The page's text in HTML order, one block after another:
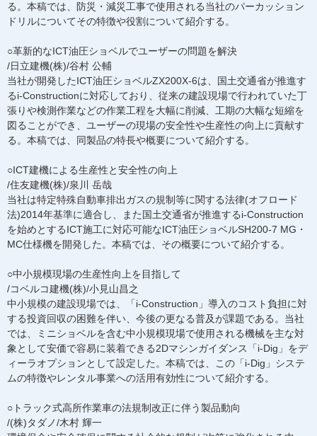
る。本稿では、防災・減災工事で使用される当社のパーカッション
ドリルについてその特徴や役割について紹介する。
○革新的なICT油圧ショベルでユーザーの問題を解決
/日立建機(株)/谷村 公輔
当社が開発したICT油圧ショベルZX200X-6は、国土交通省が推進す
るi-Constructionに対応しており、従来の建設現場で行われていた丁
張りや検測作業などの作業工程を大幅に削減、工期の大幅な短縮を
図ることができ、ユーザーの現場の安全性や生産性の向上に貢献す
る。本稿では、同製品の特長や概要について紹介する。
○ICT建機による生産性と安全性の向上
/住友建機(株)/泉川 岳哉
当社は特定特殊自動車排出ガスの規制等に関する法律(オフロード
法)2014年基準に適合し、また国土交通省が推進するi-Construction
を始めとするICT施工に対応可能なICT油圧ショベルSH200-7 MG・
MC仕様機を開発した。本稿では、その概要について紹介する。
○中小規模現場の生産性向上を目指して
/コベルコ建機(株)/小見山昌之
中小規模の建設現場では、「i-Construction」導入のコスト負担に対
する投資回収の困難を伴い、今後の更なる普及が課題である。当社
では、ミニショベルを含む中小規模現場で使用される機械を主な対
象として安価で容易に装着できる2Dマシンガイダンス「i-Dig」をデ
ィーラオプションとして設定した。本稿では、この「i-Dig」システ
ムの特徴やレンタル事業への活用有効性について紹介する。
○トラック式高所作業車の法規制改正に伴う製品動向
/(株)タダノ/木村 輝一